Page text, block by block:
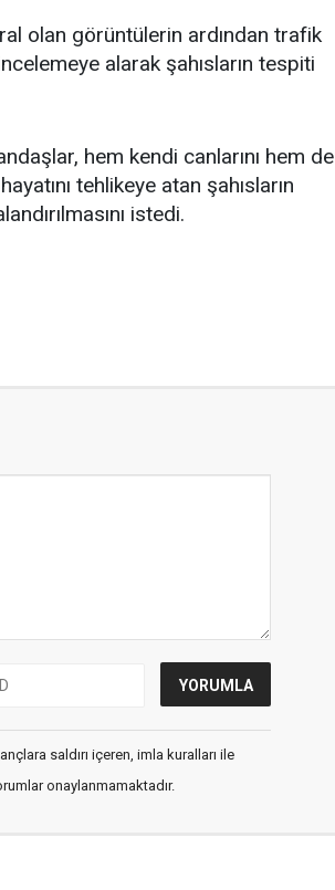
olan görüntülerin ardından trafik
alarak şahısların tespiti
hem kendi canlarını hem de
tehlikeye atan şahısların
istedi.
saldırı içeren, imla kuralları ile
onaylanmamaktadır.